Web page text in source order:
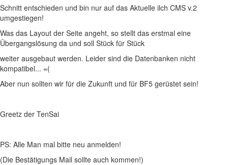
Schnitt entschieden und bin nur auf das Aktuelle ilch CMS v.2
umgestiegen!
Was das Layout der Seite angeht, so stellt das erstmal eine
Übergangslösung da und soll Stück für Stück
weiter ausgebaut werden. Leider sind die Datenbanken nicht
kompatibel... =(
Aber nun sollten wir für die Zukunft und für BF5 gerüstet sein!
Greetz der TenSai
PS: Alle Man mal bitte neu anmelden!
(Die Bestätigungs Mail sollte auch kommen!)